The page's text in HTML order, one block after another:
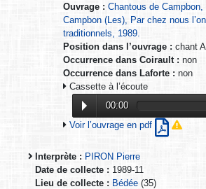
Ouvrage : Chantous de
Campbon (Les), Par chez nous
traditionnels, 1989.
Position dans l’ouvrage : chant
Occurrence dans Coirault : non
Occurrence dans Laforte : non
Cassette à l’écoute
00:00
Voir l’ouvrage en pdf
Interprète : PIRON Pierre
Date de collecte : 1989-11
Lieu de collecte : Bédée (35)